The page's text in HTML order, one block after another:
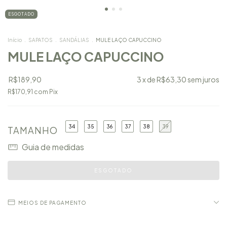
ESGOTADO
Início SAPATOS SANDÁLIAS MULE LAÇO CAPUCCINO
MULE LAÇO CAPUCCINO
R$189,90 3x de R$63,30sem juros
R$170,91 com Pix
TAMANHO 34 35 36 37 38 39
Guia de medidas
MEIOS DE PAGAMENTO